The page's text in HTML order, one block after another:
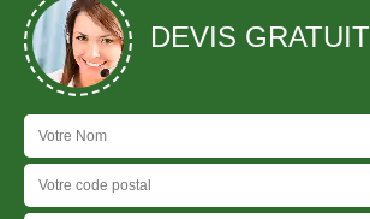
DEVIS GRATUIT